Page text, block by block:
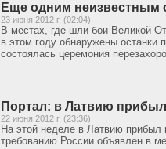
Еще одним неизвестным
23 июня 2012 г. (02:04)
В местах, где шли бои Великой
в этом году обнаружены останки
состоялась церемония
Портал: в Латвию
22 июня 2012 г. (23:36)
На этой неделе в Латвию
требованию России объявлен в